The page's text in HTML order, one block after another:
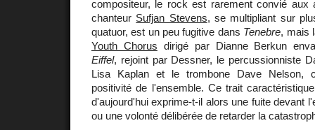
compositeur, le rock est rarement convié aux
chanteur Sufjan Stevens, se multipliant sur
quatuor, est un peu fugitive dans Tenebre, mais
Youth Chorus dirigé par Dianne Berkun
Eiffel, rejoint par Dessner, le percussionniste
Lisa Kaplan et le trombone Dave Nelson,
positivité de l'ensemble. Ce trait
d'aujourd'hui exprime-t-il alors une fuite devant
ou une volonté délibérée de retarder la